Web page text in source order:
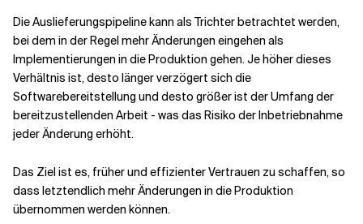
Die Auslieferungspipeline kann als Trichter betrachtet werden,
bei dem in der Regel mehr Änderungen eingehen als
Implementierungen in die Produktion gehen. Je höher dieses
Verhältnis ist, desto länger verzögert sich die
Softwarebereitstellung und desto größer ist der Umfang der
bereitzustellenden Arbeit - was das Risiko der Inbetriebnahme
jeder Änderung erhöht.
Das Ziel ist es, früher und effizienter Vertrauen zu schaffen, so
dass letztendlich mehr Änderungen in die Produktion
übernommen werden können.